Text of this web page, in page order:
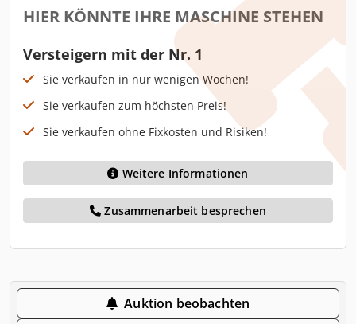
HIER KÖNNTE IHRE MASCHINE STEHEN
Versteigern mit der Nr. 1
Sie verkaufen in nur wenigen Wochen!
Sie verkaufen zum höchsten Preis!
Sie verkaufen ohne Fixkosten und Risiken!
Weitere Informationen
Zusammenarbeit besprechen
Auktion beobachten